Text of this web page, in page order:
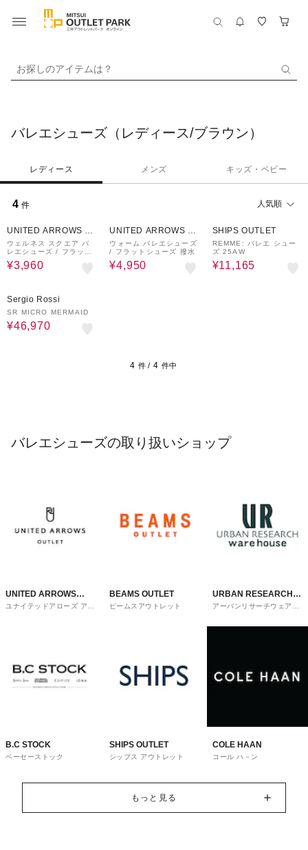
お探しのアイテムは？
バレエシューズ（レディース/ブラウン）
レディース メンズ キッズ・ベビー
4 件 人気順
UNITED ARROWS O
UTLET
ウェルネス スクエア バ
レエシューズ / フラット
シューズ 撥水 ウォッシ
ャブル
¥3,960
UNITED ARROWS O
UTLET
ウォーム バレエシューズ
/ フラットシューズ 撥水
¥4,950
SHIPS OUTLET
REMME: バレエ シュー
ズ 25AW
¥11,165
Sergio Rossi
SR MICRO MERMAID
¥46,970
4 件 / 4 件中
バレエシューズの取り扱いショップ
UNITED ARROWS
OUTLET
ユナイテッドアローズ アウ
BEAMS OUTLET
ビームスアウトレット
URBAN RESEARCH
ware house
アーバンリサーチウェアハ
B.C STOCK
ベーセーストック
SHIPS OUTLET
シップス アウトレット
COLE HAAN
コール ハ－ン
もっと見る